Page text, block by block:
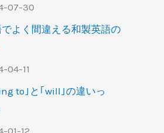
07-30
よく間違える和製英語の
04-11
to｣と｢will｣の違いっ
01-12